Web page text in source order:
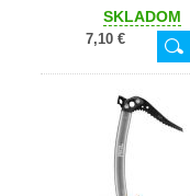
SKLADOM
7,10 €